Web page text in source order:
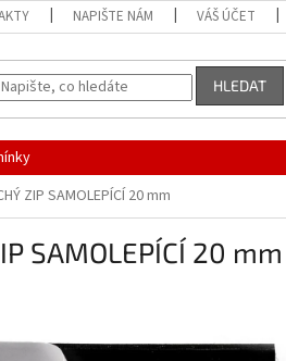
NAPIŠTE NÁM VÁŠ ÚČET
HLEDAT
ZIP SAMOLEPÍCÍ 20 mm
SAMOLEPÍCÍ 20 mm